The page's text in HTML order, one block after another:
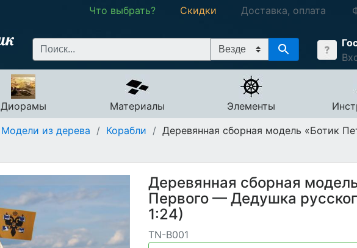
Что выбрать? Скидки Доставка, оплата
Диорамы Материалы Элементы
Модели из дерева / Корабли / Деревянная сборная модель «Ботик
Деревянная сборная
Первого — Дедушка
1:24)
TN-B001